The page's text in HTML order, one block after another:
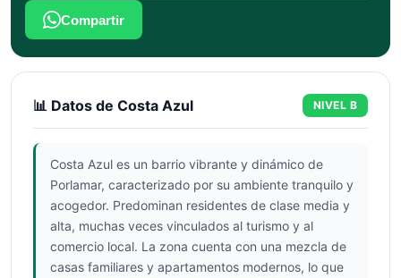
Compartir
📊 Datos de Costa Azul NIVEL B
Costa Azul es un barrio vibrante y dinámico de
Porlamar, caracterizado por su ambiente tranquilo y
acogedor. Predominan residentes de clase media y
alta, muchas veces vinculados al turismo y al
comercio local. La zona cuenta con una mezcla de
casas familiares y apartamentos modernos, lo que